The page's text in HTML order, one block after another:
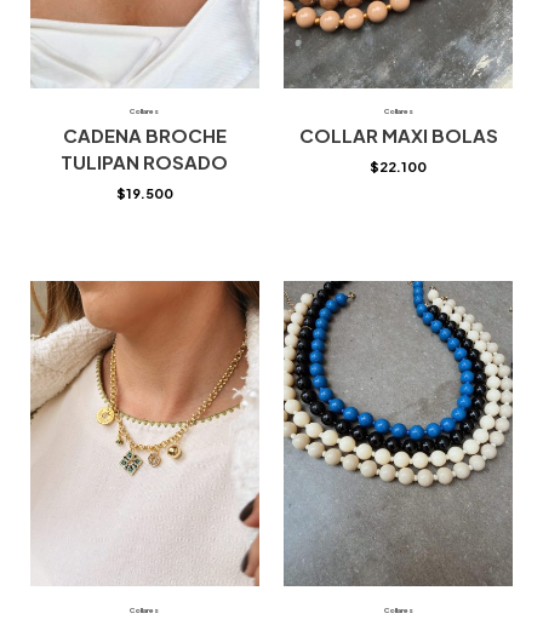
Collares
CADENA BROCHE
TULIPAN ROSADO
$19.500
Collares
COLLAR MAXI BOLAS
$22.100
Collares Collares